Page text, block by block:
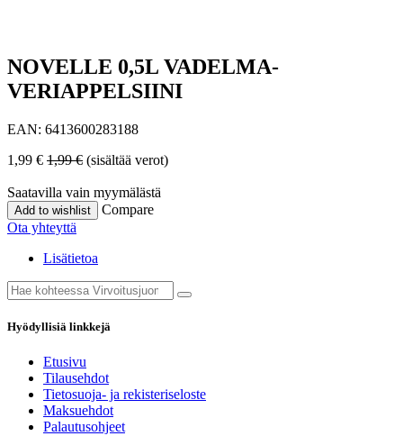
NOVELLE 0,5L VADELMA-
VERIAPPELSIINI
EAN: 6413600283188
1,99 € 1,99€ (sisältää verot)
Saatavilla vain myymälästä
Add to wishlist
Compare
Ota yhteyttä
Lisätietoa
Hyödyllisiä linkkejä
Etusivu
Tilausehdot
Tietosuoja- ja rekisteriseloste
Maksuehdot
Palautusohjeet